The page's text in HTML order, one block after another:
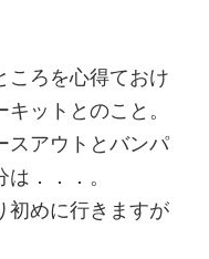
ころを心得ておけ
ットとのこと。
スアウトとバンパ
．．．。
初めに行きますが